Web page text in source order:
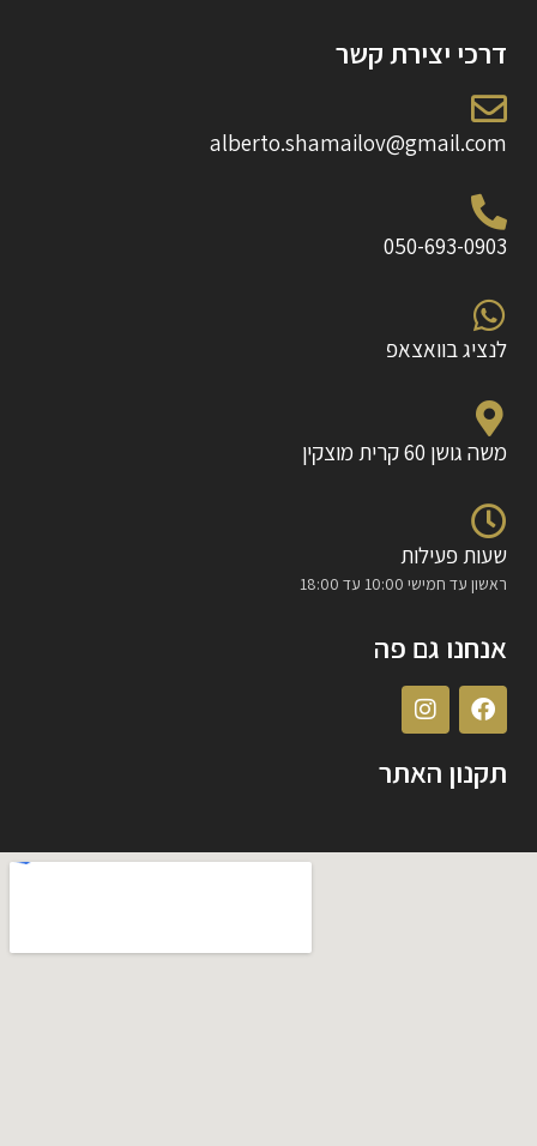
דרכי יצירת קשר
alberto.shamailov@gmail.com
050-693-0903
לנציג בוואצאפ
משה גושן 60 קרית מוצקין
שעות פעילות
ראשון עד חמישי 10:00 עד 18:00
אנחנו גם פה
תקנון האתר